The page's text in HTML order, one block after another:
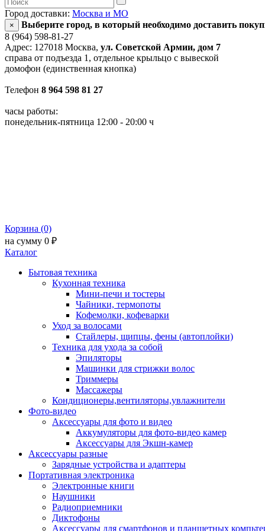
Город доставки: Москва и МО
×
Выберите город, в который необходимо доставить
8 (964) 598-81-27
Адрес: 127018 Москва, ул. Советской Армии, дом 7
справа от подъезда 1, отдельное крыльцо с вывеской
домофон (единственная кнопка)
Телефон 8 964 598 81 27
часы работы:
понедельник-пятница 12:00 - 20:00 ч
Корзина (0)
на сумму 0 ₽
Каталог
Бытовая техника
Кухонная техника
Мини-печи и тостеры
Чайники, термопоты
Кофемолки, кофеварки
Уход за волосами
Стайлеры, щипцы, фены (автоплойки)
Техника для ухода за собой
Эпиляторы
Машинки для стрижки волос
Триммеры
Массажеры
Кондиционеры,вентиляторы,увлажнители
Фото-видео
Аксессуары для фото и видео
Аккумуляторы для фото-видео камер
Аксессуары для Экшн-камер
Аксессуары разные
Зарядные устройства и адаптеры
Портативная электроника
Электронные книги
Наушники
Радиоприемники
Диктофоны
Аксессуары для смартфонов и планшетных